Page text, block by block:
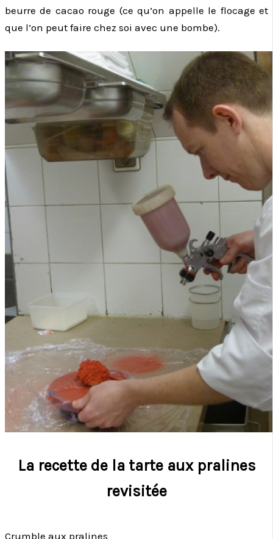
beurre de cacao rouge (ce qu’on appelle le flocage et
que l’on peut faire chez soi avec une bombe).
La recette de la tarte aux pralines
revisitée
Crumble aux pralines